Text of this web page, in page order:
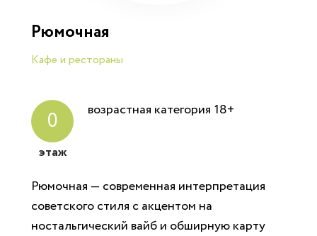
Рюмочная
Кафе и рестораны
0
этаж
возрастная категория 18+
Рюмочная — современная интерпретация
советского стиля с акцентом на
ностальгический вайб и обширную карту